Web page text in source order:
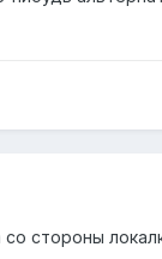
стороны